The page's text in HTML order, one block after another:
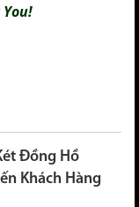
Đồng Hồ
Khách Hàng